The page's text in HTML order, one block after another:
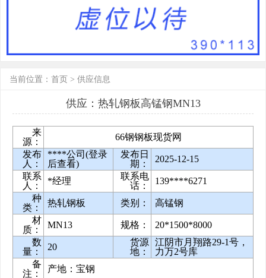
当前位置： 首页 > 供应信息
供应：热轧钢板高锰钢MN13
来
源：
66钢钢板现货网
发布
人：
****公司(登录
后查看)
发布日
期：
2025-12-15
联系
人：
*经理
联系电
话：
139****6271
种
类：
热轧钢板 类别：
高锰钢
材
质：
MN13 规格：
20*1500*8000
数
量：
20
货源
地：
江阴市月翔路29-1号，
力万2号库
备
注：
产地：宝钢